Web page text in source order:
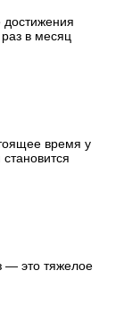
достижения
в месяц
время у
— это тяжелое